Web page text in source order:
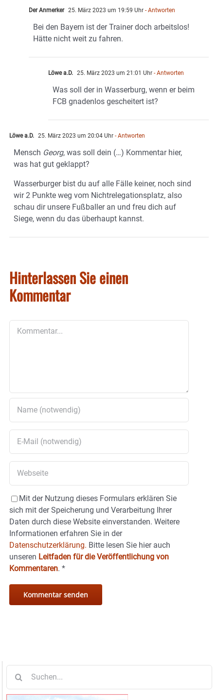
Der Anmerker 25. März 2023 um 19:59 Uhr - Antworten
Bei den Bayern ist der Trainer doch arbeitslos!
Hätte nicht weit zu fahren.
Löwe a.D. 25. März 2023 um 21:01 Uhr - Antworten
Was soll der in Wasserburg, wenn er beim
FCB gnadenlos gescheitert ist?
Löwe a.D. 25. März 2023 um 20:04 Uhr - Antworten
Mensch Georg, was soll dein (…) Kommentar hier,
was hat gut geklappt?
Wasserburger bist du auf alle Fälle keiner, noch sind
wir 2 Punkte weg vom Nichtrelegationsplatz, also
schau dir unsere Fußballer an und freu dich auf
Siege, wenn du das überhaupt kannst.
Hinterlassen Sie einen
Kommentar
Mit der Nutzung dieses Formulars erklären Sie
sich mit der Speicherung und Verarbeitung Ihrer
Daten durch diese Website einverstanden. Weitere
Informationen erfahren Sie in der
Datenschutzerklärung. Bitte lesen Sie hier auch
unseren Leitfaden für die Veröffentlichung von
Kommentaren. *
nach: